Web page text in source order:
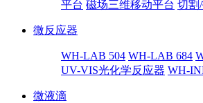
平台 磁场三维移动平台 切割
微反应器
WH-LAB 504 WH-LAB 684
UV-VIS光化学反应器 WH-
微液滴